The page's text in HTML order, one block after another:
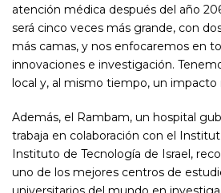
atención médica después del año
será cinco veces más grande, con
más camas, y nos enfocaremos en
innovaciones e investigación.
local y, al mismo tiempo, un impacto
Además, el Rambam, un hospital
trabaja en colaboración con el
Instituto de Tecnología de Israel,
uno de los mejores centros de